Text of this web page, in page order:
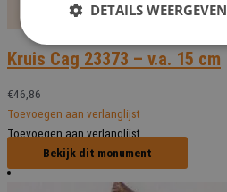
Kruis Cag 23373 – v.a. 15 cm
€46,86
Toevoegen aan verlanglijst
Toevoegen aan verlanglijst
Bekijk dit monument
DETAILS WEERGEVEN